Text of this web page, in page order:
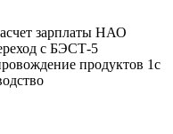
зарплаты НАО
с БЭСТ-5
продуктов 1с